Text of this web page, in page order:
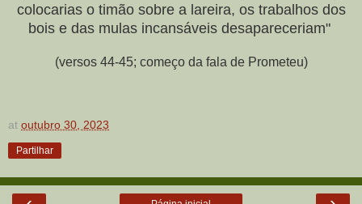
colocarias o timão sobre a lareira, os trabalhos dos
bois e das mulas incansáveis desapareceriam"
(versos 44-45; começo da fala de Prometeu)
at outubro 30, 2023
Partilhar